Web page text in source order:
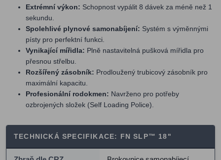
Extrémní výkon: Schopnost vypálit 8 dávek za méně než 1
sekundu.
Spolehlivé plynové samonabíjení: Systém s výměnnými
písty pro perfektní funkci.
Vynikající mířidla: Plně nastavitelná pušková mířidla pro
přesnou střelbu.
Rozšířený zásobník: Prodloužený trubicový zásobník pro
maximální kapacitu.
Profesionální rodokmen: Navrženo pro potřeby
ozbrojených složek (Self Loading Police).
TECHNICKÁ SPECIFIKACE: FN SLP™ 18"